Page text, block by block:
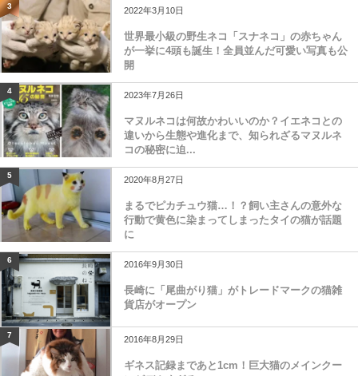
3 2022年3月10日
世界最小級の野生ネコ「スナネコ」の赤ちゃん
が一挙に4頭も誕生！全員並んだ可愛い写真も公
開
4 2023年7月26日
マヌルネコは何故かわいいのか？イエネコとの
違いから生態や進化まで、知られざるマヌルネ
コの秘密に迫...
5 2020年8月27日
まるでピカチュウ猫…！？飼い主さんの意外な
行動で黄色に染まってしまったタイの猫が話題
に
6 2016年9月30日
長崎に「尾曲がり猫」がトレードマークの猫雑
貨店がオープン
7 2016年8月29日
ギネス記録まであと1cm！巨大猫のメインクー